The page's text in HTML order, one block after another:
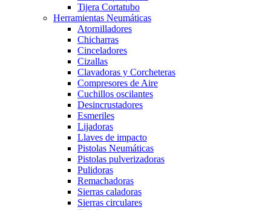
Tijera Cortatubo
Herramientas Neumáticas
Atornilladores
Chicharras
Cinceladores
Cizallas
Clavadoras y Corcheteras
Compresores de Aire
Cuchillos oscilantes
Desincrustadores
Esmeriles
Lijadoras
Llaves de impacto
Pistolas Neumáticas
Pistolas pulverizadoras
Pulidoras
Remachadoras
Sierras caladoras
Sierras circulares